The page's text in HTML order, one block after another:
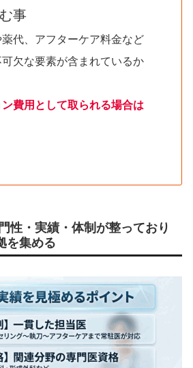
事
代、アフターケア料金など
欠な要素が含まれているか
費用として取られる場合は
性・実績・体制が整っており
を集める